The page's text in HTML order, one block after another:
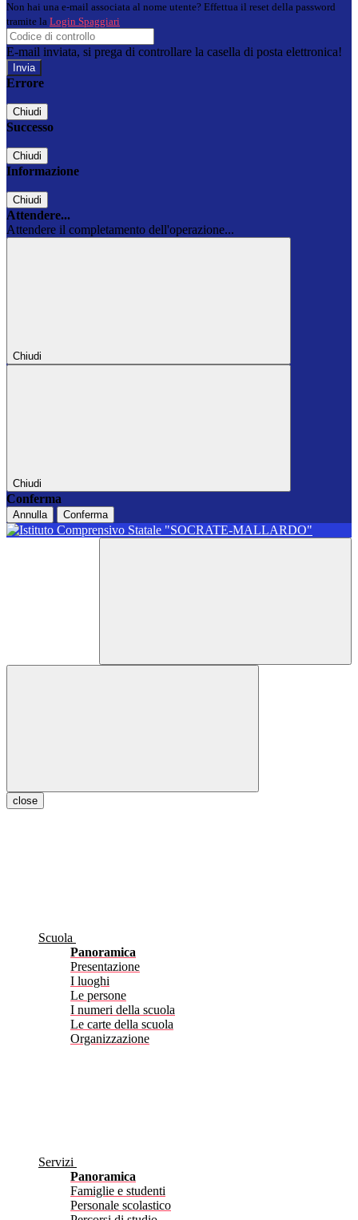
Non hai una e-mail associata al nome utente? Effettua il reset della password
tramite la Login Spaggiari
E-mail inviata, si prega di controllare la casella di posta elettronica!
Errore
Chiudi
Successo
Chiudi
Informazione
Chiudi
Attendere...
Attendere il completamento dell'operazione...
Chiudi
Chiudi
Conferma
Annulla Conferma
close
Scuola
Panoramica
Presentazione
I luoghi
Le persone
I numeri della scuola
Le carte della scuola
Organizzazione
Servizi
Panoramica
Famiglie e studenti
Personale scolastico